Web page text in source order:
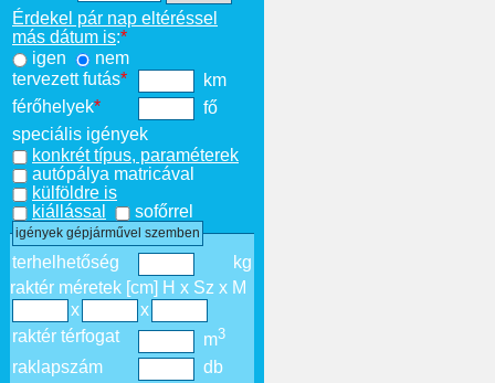
Érdekel pár nap eltéréssel
más dátum is:*
igen
nem
tervezett futás*
km
férőhelyek*
fő
speciális igények
konkrét típus, paraméterek
autópálya matricával
külföldre is
kiállással
sofőrrel
igények gépjárművel szemben
terhelhetőség
kg
raktér méretek [cm] H x Sz x M
x
x
raktér térfogat
m3
raklapszám
db